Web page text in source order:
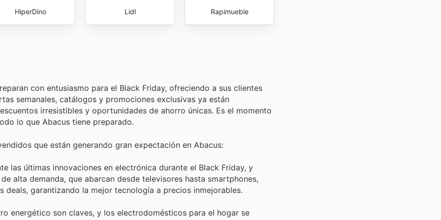
HiperDino Lidl Rapimueble
con entusiasmo para el Black Friday, ofreciendo a sus clientes
semanales, catálogos y promociones exclusivas ya están
irresistibles y oportunidades de ahorro únicas. Es el momento
lo que Abacus tiene preparado.
que están generando gran expectación en Abacus:
las últimas innovaciones en electrónica durante el Black Friday, y
alta demanda, que abarcan desde televisores hasta smartphones,
garantizando la mejor tecnología a precios inmejorables.
energético son claves, y los electrodomésticos para el hogar se